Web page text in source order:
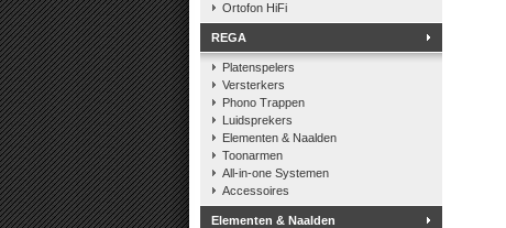
Ortofon HiFi
REGA
Platenspelers
Versterkers
Phono Trappen
Luidsprekers
Elementen & Naalden
Toonarmen
All-in-one Systemen
Accessoires
Elementen & Naalden